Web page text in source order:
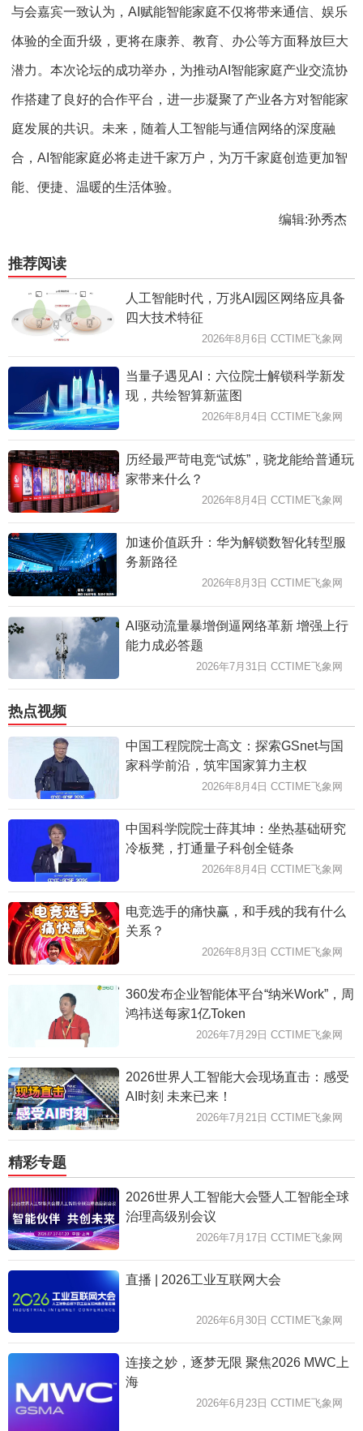
与会嘉宾一致认为，AI赋能智能家庭不仅将带来通信、娱乐
体验的全面升级，更将在康养、教育、办公等方面释放巨大
潜力。本次论坛的成功举办，为推动AI智能家庭产业交流协
作搭建了良好的合作平台，进一步凝聚了产业各方对智能家
庭发展的共识。未来，随着人工智能与通信网络的深度融
合，AI智能家庭必将走进千家万户，为万千家庭创造更加智
能、便捷、温暖的生活体验。
编辑:孙秀杰
推荐阅读
人工智能时代，万兆AI园区网络应具备
四大技术特征
2026年8月6日 CCTIME飞象网
当量子遇见AI：六位院士解锁科学新发
现，共绘智算新蓝图
2026年8月4日 CCTIME飞象网
历经最严苛电竞“试炼”，骁龙能给普通玩
家带来什么？
2026年8月4日 CCTIME飞象网
加速价值跃升：华为解锁数智化转型服
务新路径
2026年8月3日 CCTIME飞象网
AI驱动流量暴增倒逼网络革新 增强上行
能力成必答题
2026年7月31日 CCTIME飞象网
热点视频
中国工程院院士高文：探索GSnet与国
家科学前沿，筑牢国家算力主权
2026年8月4日 CCTIME飞象网
中国科学院院士薛其坤：坐热基础研究
冷板凳，打通量子科创全链条
2026年8月4日 CCTIME飞象网
电竞选手的痛快赢，和手残的我有什么
关系？
2026年8月3日 CCTIME飞象网
360发布企业智能体平台“纳米Work”，周
鸿祎送每家1亿Token
2026年7月29日 CCTIME飞象网
2026世界人工智能大会现场直击：感受
AI时刻 未来已来！
2026年7月21日 CCTIME飞象网
精彩专题
2026世界人工智能大会暨人工智能全球
治理高级别会议
2026年7月17日 CCTIME飞象网
直播 | 2026工业互联网大会
2026年6月30日 CCTIME飞象网
连接之妙，逐梦无限 聚焦2026 MWC上
海
2026年6月23日 CCTIME飞象网